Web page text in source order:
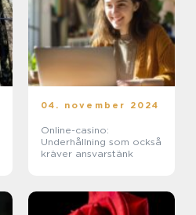
04. november 2024
Online-casino:
Underhållning som också
kräver ansvarstänk